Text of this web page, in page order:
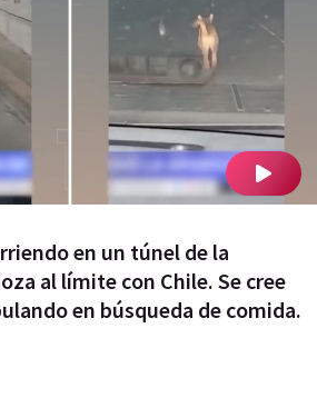
en un túnel de la
al límite con Chile. Se cree
en búsqueda de comida.